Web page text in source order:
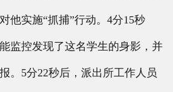
他实施“抓捕”行动。4分15秒
监控发现了这名学生的身影，并
。5分22秒后，派出所工作人员